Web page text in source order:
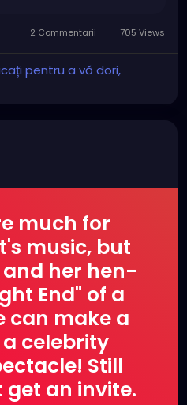
2 Commentarii 705 Views
pentru a vă dori,
much for
music, but
her hen-
End" of a
can make a
celebrity
Still
an invite.